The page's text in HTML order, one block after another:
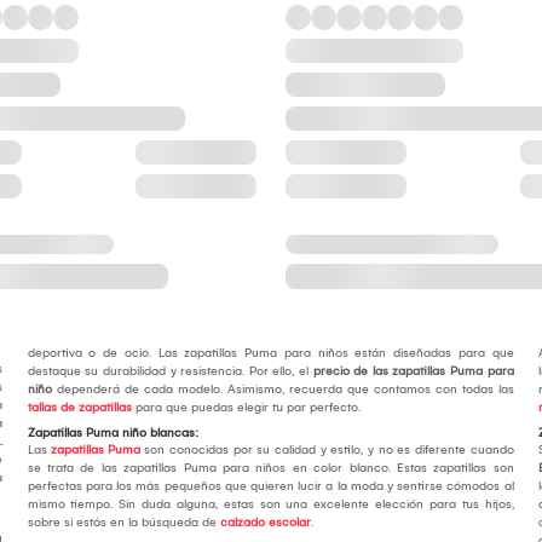
deportiva o de ocio. Las zapatillas Puma para niños están diseñadas para que
destaque su durabilidad y resistencia. Por ello, el precio de las zapatillas Puma para
niñodependerá de cada modelo. Asimismo, recuerda que contamos con todas las
tallas de zapatillaspara que puedas elegir tu par perfecto.
Zapatillas Puma niño blancas:
Las zapatillas Pumason conocidas por su calidad y estilo, y no es diferente cuando
se trata de las zapatillas Puma para niños en color blanco. Estas zapatillas son
perfectas para los más pequeños que quieren lucir a la moda y sentirse cómodos al
mismo tiempo. Sin duda alguna, estas son una excelente elección para tus hijos,
sobre si estás en la búsqueda de calzado escolar.